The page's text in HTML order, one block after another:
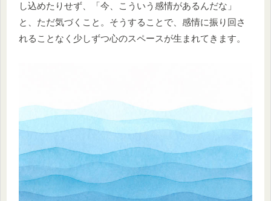
し込めたりせず、「今、こういう感情があるんだな」
と、ただ気づくこと。そうすることで、感情に振り回さ
れることなく少しずつ心のスペースが生まれてきます。